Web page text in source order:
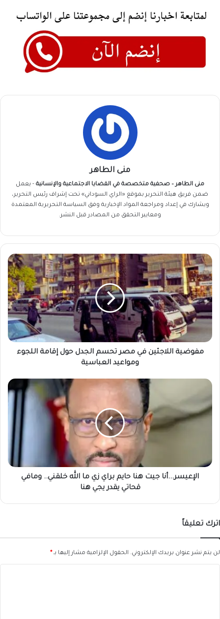
منى الطاهر
منى الطاهر – صحفية متخصصة في القضايا الاجتماعية والإنسانية - يعمل
ضمن فريق هيئة التحرير بموقع «الراي السوداني» تحت إشراف رئيس التحرير،
ويشارك في إعداد ومراجعة المواد الإخبارية وفق السياسة التحريرية المعتمدة
ومعايير التحقق من المصادر قبل النشر.
مفوضية
اللاجئين
في
مصر
تحسم
الجدل
حول
اللجوء
ومواعيد
مفوضية اللاجئين في مصر تحسم الجدل حول إقامة اللجوء
ومواعيد العباسية
الإعيسر...أنا
هنا
حايم
خلقني..
ومافيالإعيسر...أنا جيت هنا حايم براي زي ما الله خلقني.. ومافي
قحاتي يقدر يجي هنا
اترك تعليقاً
لن يتم نشر عنوان بريدك الإلكتروني. الحقول الإلزامية مشار إليها بـ*